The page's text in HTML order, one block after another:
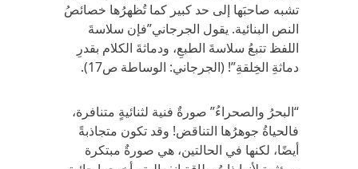
تشبه صاحبَها إلى حد كبير كما تُظهرُها خصائصُ
النص البنائية. يقول الجرجاني”فإن سلاسةَ
اللفظ تتبعُ سلاسةَ الطبعِ، ودماثةَ الكلام بقدرِ
دماثةِ الخِلقةِ”! (الجرجاني: الوساطة ص17).
“البحرُ والصحراءُ” صورةٌ فنية لثنائيةٍ متنافرة،
فالحياةُ جوهرُها التناقض! وقد تكون متجاذبةً
أيضًا، لكنها في الحالتين، هي صورةٌ مبتكرة